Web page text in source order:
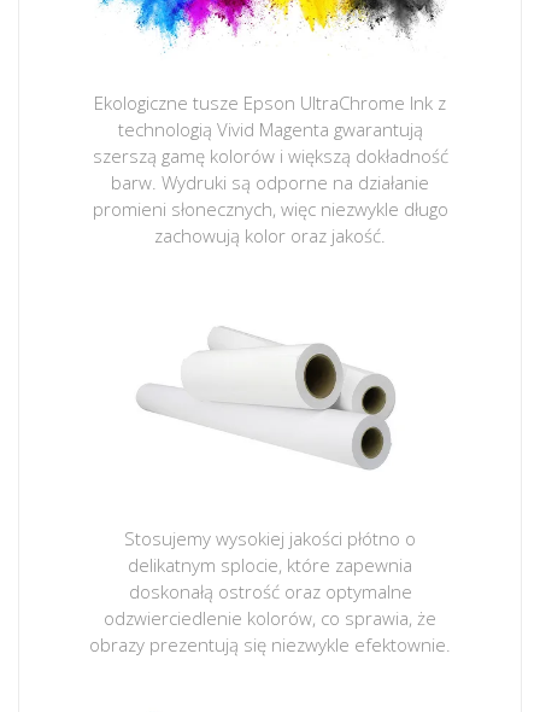
Ekologiczne tusze Epson UltraChrome Ink z
technologią Vivid Magenta gwarantują
szerszą gamę kolorów i większą dokładność
barw. Wydruki są odporne na działanie
promieni słonecznych, więc niezwykle długo
zachowują kolor oraz jakość.
Stosujemy wysokiej jakości płótno o
delikatnym splocie, które zapewnia
doskonałą ostrość oraz optymalne
odzwierciedlenie kolorów, co sprawia, że
obrazy prezentują się niezwykle efektownie.